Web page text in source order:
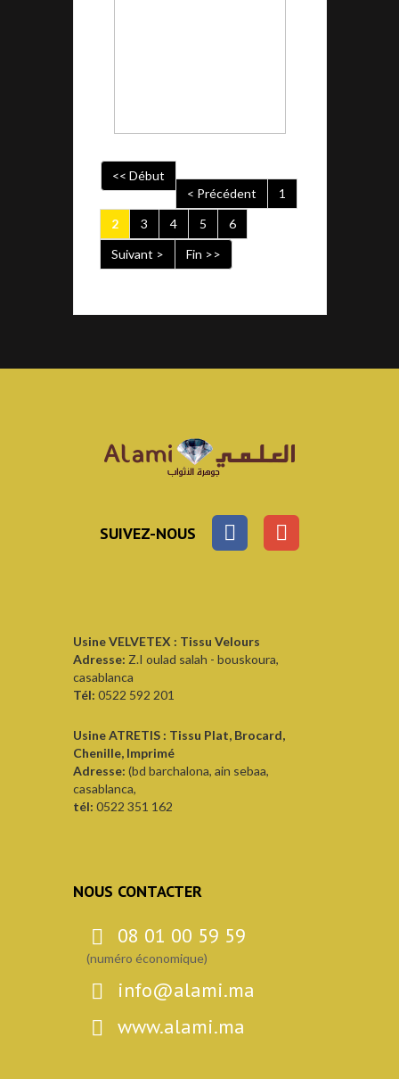
<< Début
< Précédent
1
2
3 4 5
6
Suivant >
Fin >>
SUIVEZ-NOUS
Usine VELVETEX : Tissu Velours
Adresse: Z.I oulad salah - bouskoura,
casablanca
Tél: 0522 592 201
Usine ATRETIS : Tissu Plat, Brocard,
Chenille, Imprimé
Adresse: (bd barchalona, ain sebaa,
casablanca,
tél: 0522 351 162
NOUS CONTACTER
08 01 00 59 59
(numéro économique)
info@alami.ma
www.alami.ma